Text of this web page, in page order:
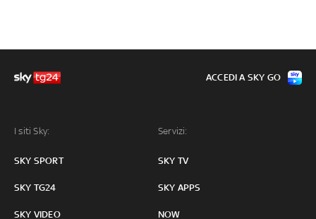
I siti Sky:
SKY SPORT
SKY TG24
SKY VIDEO
Servizi:
SKY TV
SKY APPS
NOW
ACCEDI A SKY GO